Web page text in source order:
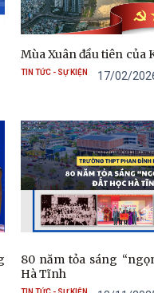
Mùa Xuân đầu tiên của
TIN TỨC - SỰ KIỆN 17/02/
80 năm tỏa sáng
Hà Tĩnh